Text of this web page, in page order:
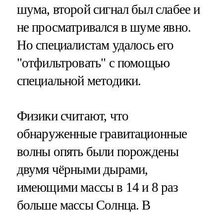
шума, второй сигнал был слабее и
не просматривался в шуме явно.
Но специалистам удалось его
"отфильтровать" с помощью
специальной методики.
Физики считают, что
обнаруженные гравитационные
волны опять были порождены
двумя чёрными дырами,
имеющими массы в 14 и 8 раз
больше массы Солнца. В